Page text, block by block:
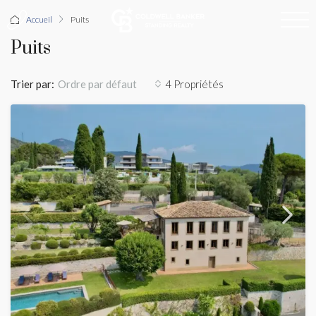
Accueil Puits
Puits
4 Propriétés
Trier par: Ordre par défaut